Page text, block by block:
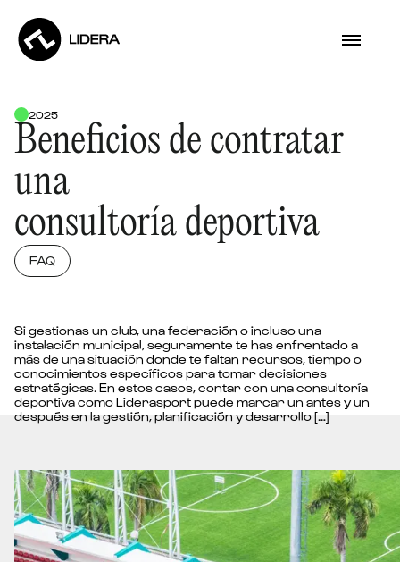
2025
Beneficios de contratar
una
consultoría deportiva
FAQ
Si gestionas un club, una federación o incluso una
instalación municipal, seguramente te has enfrentado a
más de una situación donde te faltan recursos, tiempo o
conocimientos específicos para tomar decisiones
estratégicas. En estos casos, contar con una consultoría
deportiva como Liderasport puede marcar un antes y un
después en la gestión, planificación y desarrollo […]